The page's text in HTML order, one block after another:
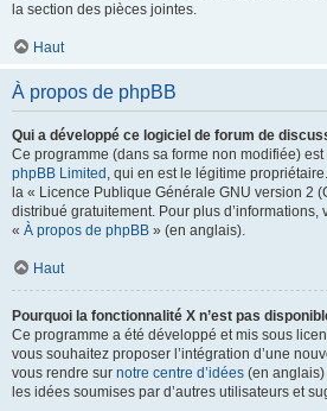
la section des pièces jointes.
Haut
À propos de phpBB
Qui a développé ce logiciel de forum de
Ce programme (dans sa forme non modifiée)
phpBB Limited , qui en est le légitime
la « Licence Publique Générale GNU version 2
distribué gratuitement. Pour plus
« À propos de phpBB » (en anglais).
Haut
Pourquoi la fonctionnalité X n’est pas
Ce programme a été développé et mis sous
vous souhaitez proposer l’intégration d’une
vous rendre sur notre centre d’idées (en
les idées soumises par d’autres utilisateurs et